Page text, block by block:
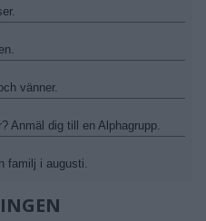
vänner.
Anmäl dig till en Alphagrupp.
familj i augusti.